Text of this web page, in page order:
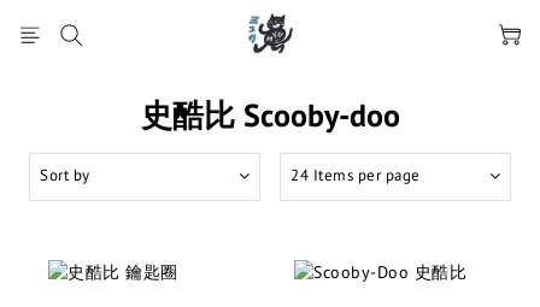
史酷比 Scooby-doo
Sort by 24 Items per page